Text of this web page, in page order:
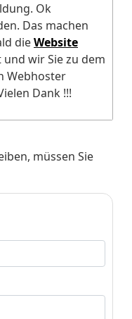
Ok
Das machen
dieWebsite
wir Sie zu dem
Webhoster
Dank !!!
müssen Sie